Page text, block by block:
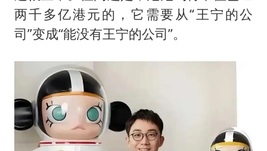
两千多亿港元的，它需要从“王宁的公
司”变成“能没有王宁的公司”。